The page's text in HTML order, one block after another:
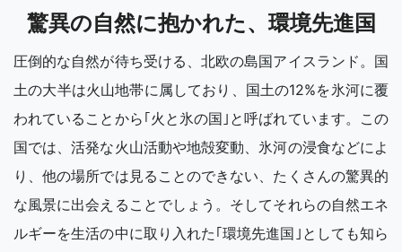
驚異の自然に抱かれた、環境先進国
圧倒的な自然が待ち受ける、北欧の島国アイスランド。国
土の大半は火山地帯に属しており、国土の12%を氷河に覆
われていることから｢火と氷の国｣と呼ばれています。この
国では、活発な火山活動や地殻変動、氷河の浸食などによ
り、他の場所では見ることのできない、たくさんの驚異的
な風景に出会えることでしょう。そしてそれらの自然エネ
ルギーを生活の中に取り入れた｢環境先進国｣としても知ら